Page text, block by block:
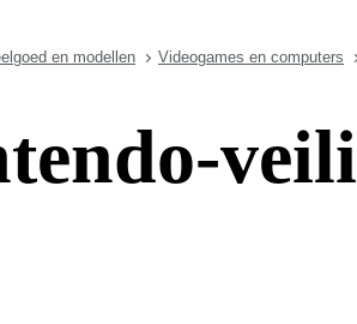
en modellen Videogames en computers